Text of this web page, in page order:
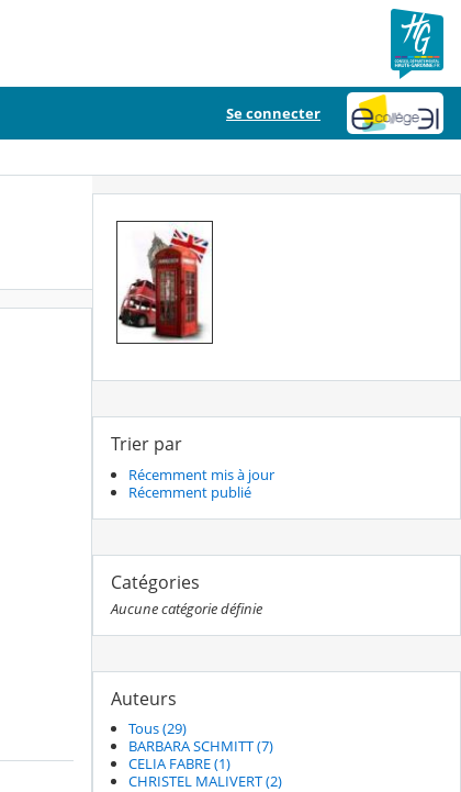
Se connecter
Trier par
Récemment mis à jour
Récemment publié
Catégories
Aucune catégorie définie
Auteurs
Tous (29)
BARBARA SCHMITT (7)
CELIA FABRE (1)
CHRISTEL MALIVERT (2)